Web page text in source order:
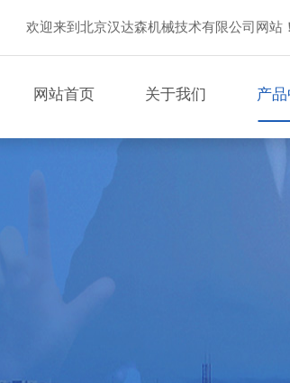
欢迎来到北京汉达森机械技术有限公司网站！
网站首页 关于我们 产